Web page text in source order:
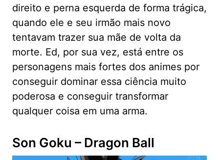
direito e perna esquerda de forma trágica,
quando ele e seu irmão mais novo
tentavam trazer sua mãe de volta da
morte. Ed, por sua vez, está entre os
personagens mais fortes dos animes por
conseguir dominar essa ciência muito
poderosa e conseguir transformar
qualquer coisa em uma arma.
Son Goku – Dragon Ball